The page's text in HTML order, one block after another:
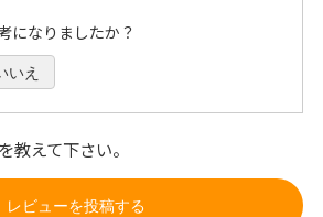
になりましたか？
いえ
教えて下さい。
レビューを投稿する